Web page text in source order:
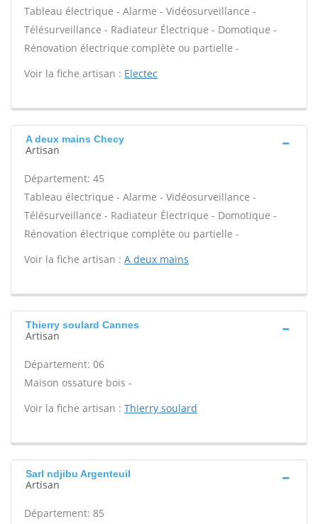
Tableau électrique - Alarme - Vidéosurveillance -
Télésurveillance - Radiateur Électrique - Domotique -
Rénovation électrique complète ou partielle -
Voir la fiche artisan : Electec
A deux mains Checy
Artisan
Département: 45
Tableau électrique - Alarme - Vidéosurveillance -
Télésurveillance - Radiateur Électrique - Domotique -
Rénovation électrique complète ou partielle -
Voir la fiche artisan : A deux mains
Thierry soulard Cannes
Artisan
Département: 06
Maison ossature bois -
Voir la fiche artisan : Thierry soulard
Sarl ndjibu Argenteuil
Artisan
Département: 85